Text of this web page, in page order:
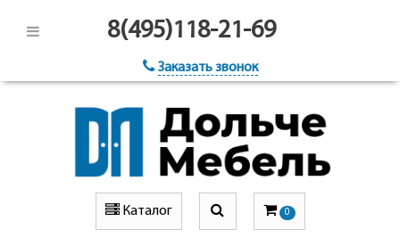
8(495)118-21-69
Заказать звонок
Каталог 0